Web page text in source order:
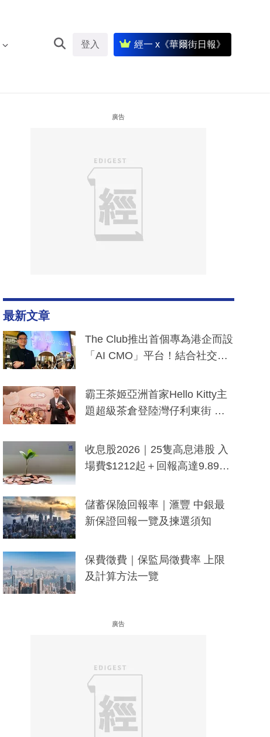
登入 經一 x《華爾街日報》
廣告
最新文章
The Club推出首個專為港企而設
「AI CMO」平台！結合社交聆
分鐘生成「貼地」宣傳短片
霸王茶姬亞洲首家Hello Kitty主
題超級茶倉登陸灣仔利東街 推
y及香港限定特調系列
收息股2026｜25隻高息港股 入
場費$1212起＋回報高達9.89
儲蓄保險回報率｜滙豐 中銀最
新保證回報一覽及揀選須知
保費徵費｜保監局徵費率 上限
及計算方法一覽
廣告